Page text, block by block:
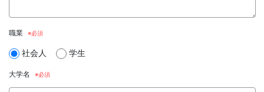
職業
社会人 学生
大学名